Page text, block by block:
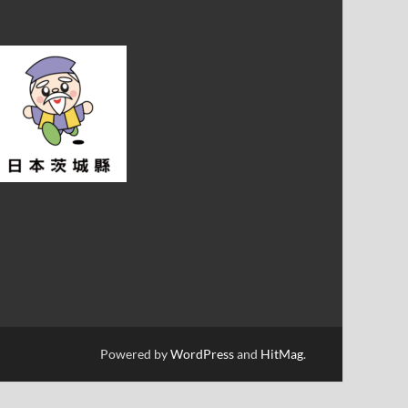
Powered byWordPressand HitMag.